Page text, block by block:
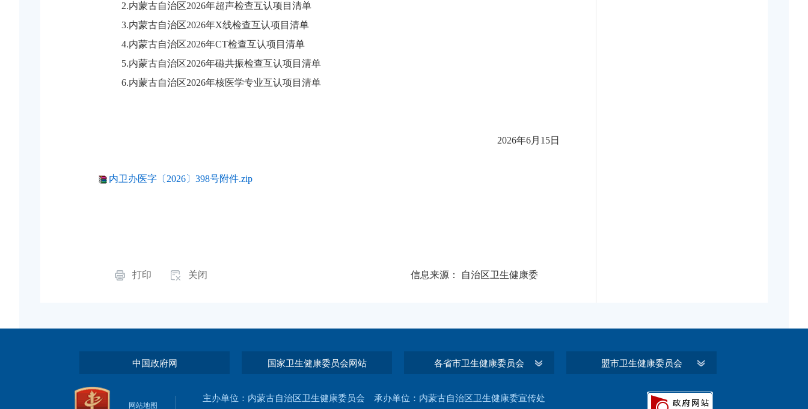
2.内蒙古自治区2026年超声检查互认项目清单
3.内蒙古自治区2026年X线检查互认项目清单
4.内蒙古自治区2026年CT检查互认项目清单
5.内蒙古自治区2026年磁共振检查互认项目清单
6.内蒙古自治区2026年核医学专业互认项目清单
2026年6月15日
内卫办医字〔2026〕398号附件.zip
打印 关闭 信息来源： 自治区卫生健康委
中国政府网 国家卫生健康委员会网站 各省市卫生健康委员会 盟市卫生健康委员会
网站地图
主办单位：内蒙古自治区卫生健康委员会 承办单位：内蒙古自治区卫生健康委宣传处